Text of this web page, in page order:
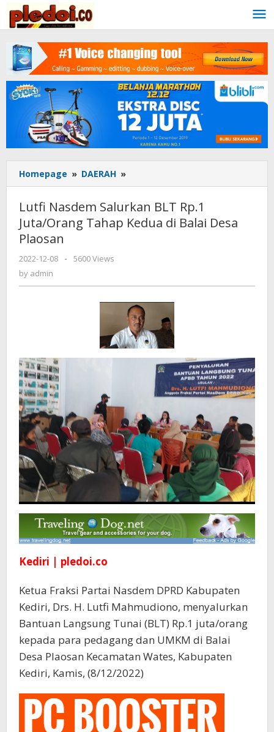
content
Homepage » DAERAH »
Nasdem
Salurkan
BLT
Rp.1
Balai
Desa
Plaosan
Lutfi Nasdem Salurkan BLT Rp.1
Juta/Orang Tahap Kedua di Balai Desa
Plaosan
2022-12-08
by
-
5600 Views
by admin
Kediri | pledoi.co
Ketua Fraksi Partai Nasdem DPRD Kabupaten
Kediri, Drs. H. Lutfi Mahmudiono, menyalurkan
Bantuan Langsung Tunai (BLT) Rp.1 juta/orang
kepada para pedagang dan UMKM di Balai
Desa Plaosan Kecamatan Wates, Kabupaten
Kediri, Kamis, (8/12/2022)